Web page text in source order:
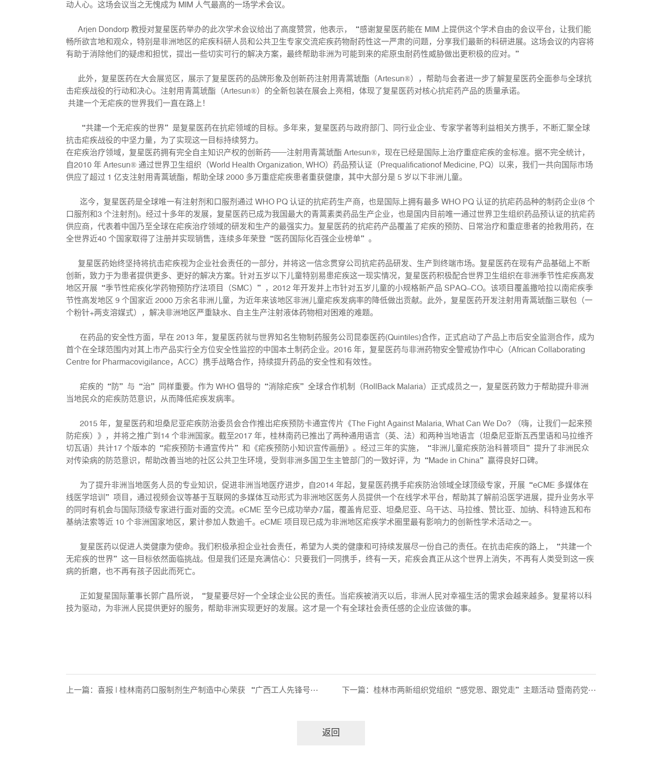
动人心。这场会议当之无愧成为 MIM 人气最高的一场学术会议。
Arjen Dondorp 教授对复星医药举办的此次学术会议给出了高度赞赏，他表示，“感谢复星医药能在 MIM 上提供这个学术自由的会议平台，让我们能
畅所欲言地和观众，特别是非洲地区的疟疾科研人员和公共卫生专家交流疟疾药物耐药性这一严肃的问题，分享我们最新的科研进展。这场会议的内容将
有助于消除他们的疑虑和担忧，提出一些切实可行的解决方案，最终帮助非洲为可能到来的疟原虫耐药性威胁做出更积极的应对。”
此外，复星医药在大会展览区，展示了复星医药的品牌形象及创新药注射用青蒿琥酯（Artesun®），帮助与会者进一步了解复星医药全面参与全球抗
击疟疾战役的行动和决心。注射用青蒿琥酯（Artesun®）的全新包装在展会上亮相，体现了复星医药对核心抗疟药产品的质量承诺。
共建一个无疟疾的世界我们一直在路上！
“共建一个无疟疾的世界”是复星医药在抗疟领域的目标。多年来，复星医药与政府部门、同行业企业、专家学者等利益相关方携手，不断汇聚全球
抗击疟疾战役的中坚力量，为了实现这一目标持续努力。
在疟疾治疗领域，复星医药拥有完全自主知识产权的创新药——注射用青蒿琥酯 Artesun®，现在已经是国际上治疗重症疟疾的金标准。据不完全统计，
自2010 年 Artesun® 通过世界卫生组织（World Health Organization, WHO）药品预认证（Prequalificationof Medicine, PQ）以来，我们一共向国际市场
供应了超过 1 亿支注射用青蒿琥酯，帮助全球 2000 多万重症疟疾患者重获健康，其中大部分是 5 岁以下非洲儿童。
迄今，复星医药是全球唯一有注射剂和口服剂通过 WHO PQ 认证的抗疟药生产商，也是国际上拥有最多 WHO PQ 认证的抗疟药品种的制药企业(8 个
口服剂和3 个注射剂)。经过十多年的发展，复星医药已成为我国最大的青蒿素类药品生产企业，也是国内目前唯一通过世界卫生组织药品预认证的抗疟药
供应商，代表着中国乃至全球在疟疾治疗领域的研发和生产的最强实力。复星医药的抗疟药产品覆盖了疟疾的预防、日常治疗和重症患者的抢救用药，在
全世界近40 个国家取得了注册并实现销售，连续多年荣登“医药国际化百强企业榜单”。
复星医药始终坚持将抗击疟疾视为企业社会责任的一部分，并将这一信念贯穿公司抗疟药品研发、生产到终端市场。复星医药在现有产品基础上不断
创新，致力于为患者提供更多、更好的解决方案。针对五岁以下儿童特别易患疟疾这一现实情况，复星医药积极配合世界卫生组织在非洲季节性疟疾高发
地区开展“季节性疟疾化学药物预防疗法项目（SMC）”，2012 年开发并上市针对五岁儿童的小规格新产品 SPAQ-CO。该项目覆盖撒哈拉以南疟疾季
节性高发地区 9 个国家近 2000 万余名非洲儿童，为近年来该地区非洲儿童疟疾发病率的降低做出贡献。此外，复星医药开发注射用青蒿琥酯三联包（一
个粉针+两支溶媒式），解决非洲地区严重缺水、自主生产注射液体药物相对困难的难题。
在药品的安全性方面，早在 2013 年，复星医药就与世界知名生物制药服务公司昆泰医药(Quintiles)合作，正式启动了产品上市后安全监测合作，成为
首个在全球范围内对其上市产品实行全方位安全性监控的中国本土制药企业。2016 年，复星医药与非洲药物安全警戒协作中心（African Collaborating
Centre for Pharmacovigilance，ACC）携手战略合作，持续提升药品的安全性和有效性。
疟疾的“防”与“治”同样重要。作为 WHO 倡导的“消除疟疾”全球合作机制（RollBack Malaria）正式成员之一，复星医药致力于帮助提升非洲
当地民众的疟疾防范意识，从而降低疟疾发病率。
2015 年，复星医药和坦桑尼亚疟疾防治委员会合作推出疟疾预防卡通宣传片《The Fight Against Malaria, What Can We Do? （嗨，让我们一起来预
防疟疾）》，并将之推广到14 个非洲国家。截至2017 年，桂林南药已推出了两种通用语言（英、法）和两种当地语言（坦桑尼亚斯瓦西里语和马拉维齐
切瓦语）共计17 个版本的“疟疾预防卡通宣传片”和《疟疾预防小知识宣传画册》。经过三年的实施，“非洲儿童疟疾防治科普项目”提升了非洲民众
对传染病的防范意识，帮助改善当地的社区公共卫生环境，受到非洲多国卫生主管部门的一致好评，为“Made in China”赢得良好口碑。
为了提升非洲当地医务人员的专业知识，促进非洲当地医疗进步，自2014 年起，复星医药携手疟疾防治领域全球顶级专家，开展“eCME 多媒体在
线医学培训”项目，通过视频会议等基于互联网的多媒体互动形式为非洲地区医务人员提供一个在线学术平台，帮助其了解前沿医学进展，提升业务水平
的同时有机会与国际顶级专家进行面对面的交流。eCME 至今已成功举办7届，覆盖肯尼亚、坦桑尼亚、乌干达、马拉维、赞比亚、加纳、科特迪瓦和布
基纳法索等近 10 个非洲国家地区，累计参加人数逾千。eCME 项目现已成为非洲地区疟疾学术圈里最有影响力的创新性学术活动之一。
复星医药以促进人类健康为使命。我们积极承担企业社会责任，希望为人类的健康和可持续发展尽一份自己的责任。在抗击疟疾的路上，“共建一个
无疟疾的世界”这一目标依然面临挑战。但是我们还是充满信心：只要我们一同携手，终有一天，疟疾会真正从这个世界上消失，不再有人类受到这一疾
病的折磨，也不再有孩子因此而死亡。
正如复星国际董事长郭广昌所说，“复星要尽好一个全球企业公民的责任。当疟疾被消灭以后，非洲人民对幸福生活的需求会越来越多。复星将以科
技为驱动，为非洲人民提供更好的服务，帮助非洲实现更好的发展。这才是一个有全球社会责任感的企业应该做的事。
上一篇：喜报 | 桂林南药口服制剂生产制造中心荣获 “广西工人先锋号”荣誉称号 下一篇： 桂林市两新组织党组织“感党恩、跟党走”主题活动 暨南药党委党史学习教育专题情景党
返回